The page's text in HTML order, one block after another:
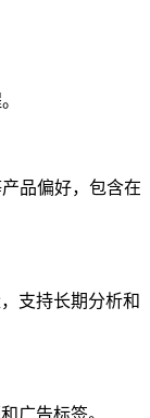
品偏好，包含在
支持长期分析和